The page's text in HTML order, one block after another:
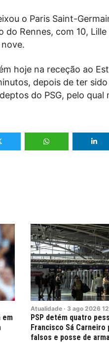
o Paris Saint-
do Rennes, com 10,
hoje na receção ao
depois de ter
do PSG, pelo qual
em
Atualidade · 3 ago 2026
PSP detém quatro
Francisco Sá
falsos e posse de